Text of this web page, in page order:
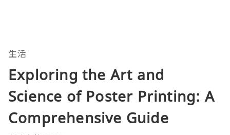
生活
Exploring the Art and
Science of Poster Printing: A
Comprehensive Guide